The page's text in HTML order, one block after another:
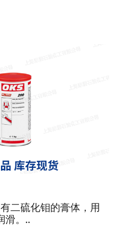
二硫化钼的膏体，用
滑。..